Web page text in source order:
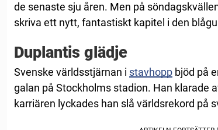
de senaste sju åren. Men på
skriva ett nytt, fantastiskt kapitel i den
Duplantis glädje
Svenske världsstjärnan i stavhopp bjöd på
galan på Stockholms stadion. Han klarade
karriären lyckades han slå världsrekord på